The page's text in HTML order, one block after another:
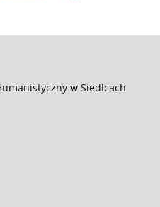
w Siedlcach